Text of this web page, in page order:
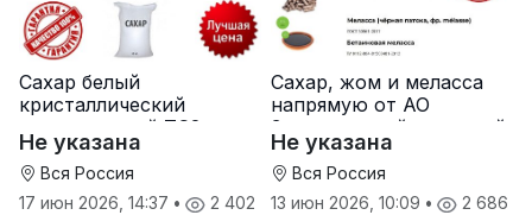
Сахар белый
кристаллический
свекловичный ТС2 от
производителя
Не указана
Вся Россия
17 июн 2026, 14:37 • 2 402
Сахар, жом и меласса
напрямую от АО
Земетчинский сахарный
завод
Не указана
Вся Россия
13 июн 2026, 10:09 • 2 686